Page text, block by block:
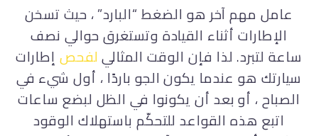
عامل مهم آخر هو الضغط “البارد” ، حيث تسخن
الإطارات أثناء القيادة وتستغرق حوالي نصف
ساعة لتبرد. لذا فإن الوقت المثاليلفحصإطارات
سيارتك هو عندما يكون الجو باردًا ، أول شيء في
الصباح ، أو بعد أن يكونوا في الظل لبضع ساعات
اتبع هذه القواعدللتحكّم باستهلاك الوقود